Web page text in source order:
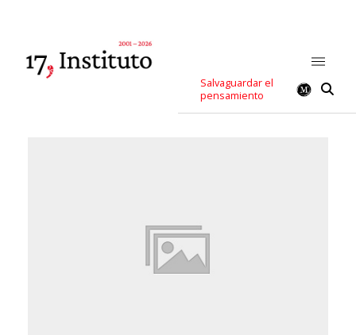
Salvaguardar el
pensamiento